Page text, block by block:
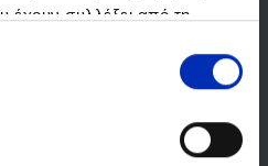
έχουν συλλέξει από τη